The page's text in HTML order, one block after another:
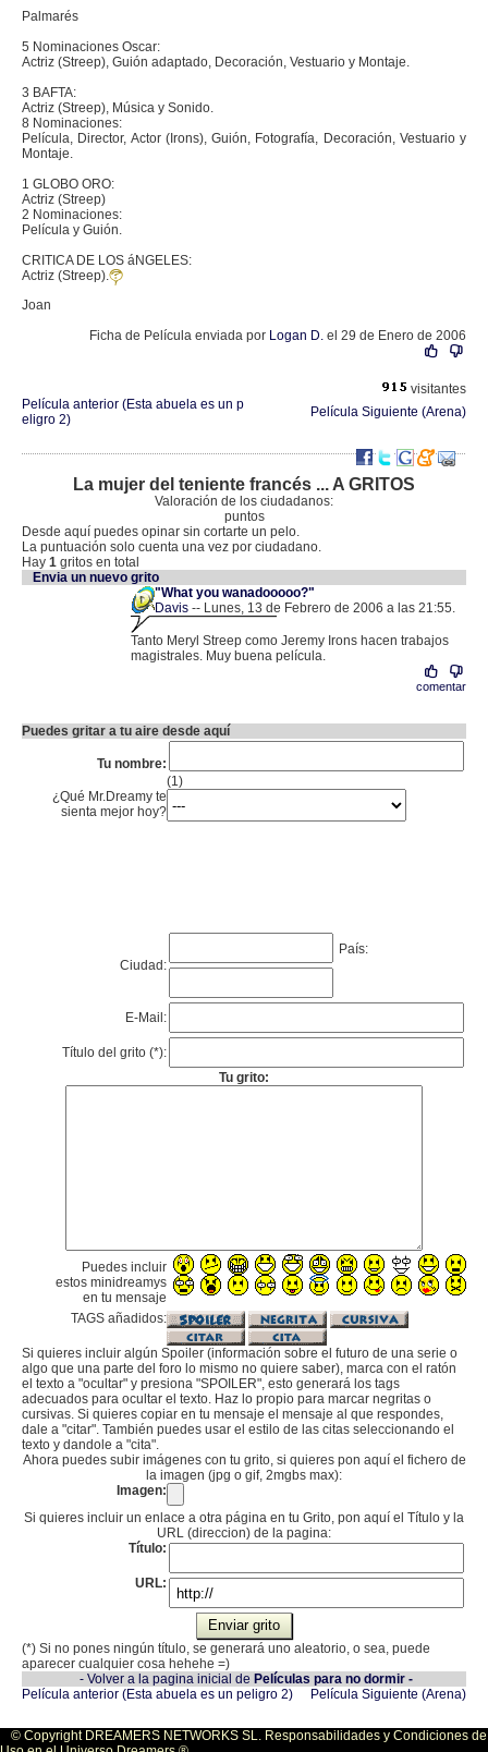
Palmarés
5 Nominaciones Oscar:
Actriz (Streep), Guión adaptado, Decoración, Vestuario y Montaje.
3 BAFTA:
Actriz (Streep), Música y Sonido.
8 Nominaciones:
Película, Director, Actor (Irons), Guión, Fotografía, Decoración, Vestuario y
Montaje.
1 GLOBO ORO:
Actriz (Streep)
2 Nominaciones:
Película y Guión.
CRITICA DE LOS áNGELES:
Actriz (Streep).
Joan
Ficha de Película enviada por Logan D. el 29 de Enero de 2006
visitantes
Película anterior (Esta abuela es un p
eligro 2)
Película Siguiente (Arena)
La mujer del teniente francés ... A GRITOS
Valoración de los ciudadanos:
puntos
Desde aquí puedes opinar sin cortarte un pelo.
La puntuación solo cuenta una vez por ciudadano.
Hay 1 gritos en total
Envia un nuevo grito
"What you wanadooooo?"
Davis -- Lunes, 13 de Febrero de 2006 a las 21:55.
Tanto Meryl Streep como Jeremy Irons hacen trabajos
magistrales. Muy buena película.
comentar
Puedes gritar a tu aire desde aquí
Tu nombre:
(1)
¿Qué Mr.Dreamy te
sienta mejor hoy?
Ciudad:
País:
E-Mail:
Título del grito (*):
Tu grito:
Puedes incluir
estos minidreamys
en tu mensaje
TAGS añadidos:
Si quieres incluir algún Spoiler (información sobre el futuro de una serie o
algo que una parte del foro lo mismo no quiere saber), marca con el ratón
el texto a "ocultar" y presiona "SPOILER", esto generará los tags
adecuados para ocultar el texto. Haz lo propio para marcar negritas o
cursivas. Si quieres copiar en tu mensaje el mensaje al que respondes,
dale a "citar". También puedes usar el estilo de las citas seleccionando el
texto y dandole a "cita".
Ahora puedes subir imágenes con tu grito, si quieres pon aquí el fichero de
la imagen (jpg o gif, 2mgbs max):
Imagen:
Si quieres incluir un enlace a otra página en tu Grito, pon aquí el Título y la
URL (direccion) de la pagina:
Título:
URL:
(*) Si no pones ningún título, se generará uno aleatorio, o sea, puede
aparecer cualquier cosa hehehe =)
- Volver a la pagina inicial de Películas para no dormir -
Película anterior (Esta abuela es un peligro 2)
Película Siguiente (Arena)
© Copyright DREAMERS NETWORKS SL. Responsabilidades y Condiciones de